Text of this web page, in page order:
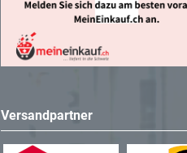
Versandpartner